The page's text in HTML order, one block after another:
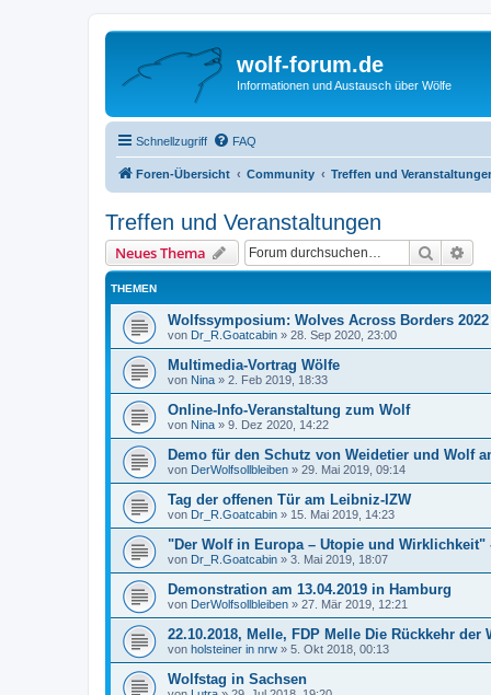
wolf-forum.de
Informationen und Austausch über Wölfe
Schnellzugriff FAQ
Foren-Übersicht Community Treffen und
Treffen und Veranstaltungen
Neues Thema Suche
THEMEN
Wolfssymposium: Wolves Across Borders
von Dr_R.Goatcabin » 28. Sep 2020, 23:00
Multimedia-Vortrag Wölfe
von Nina » 2. Feb 2019, 18:33
Online-Info-Veranstaltung zum Wolf
von Nina » 9. Dez 2020, 14:22
Demo für den Schutz von Weidetier und Wolf
von DerWolfsollbleiben » 29. Mai 2019, 09:14
Tag der offenen Tür am Leibniz-IZW
von Dr_R.Goatcabin » 15. Mai 2019, 14:23
"Der Wolf in Europa – Utopie und Wirklichkeit"
von Dr_R.Goatcabin » 3. Mai 2019, 18:07
Demonstration am 13.04.2019 in Hamburg
von DerWolfsollbleiben » 27. Mär 2019, 12:21
22.10.2018, Melle, FDP Melle Die Rückkehr der
von holsteiner in nrw » 5. Okt 2018, 00:13
Wolfstag in Sachsen